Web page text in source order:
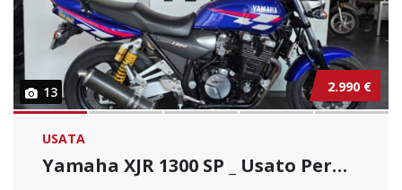
13 2.990 €
USATA
Yamaha XJR 1300 SP _ Usato Permutabile